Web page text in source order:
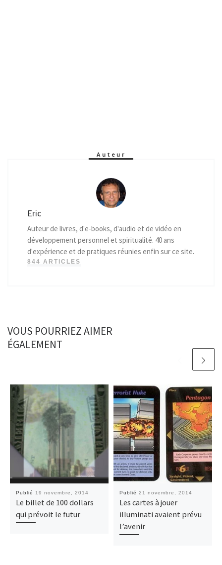
Auteur
Eric
Auteur de livres, d'e-books, d'audio et de vidéo en
développement personnel et spiritualité. 40 ans
d'expérience et de pratiques réunies enfin sur ce site.
844 ARTICLES
VOUS POURRIEZ AIMER
ÉGALEMENT
Publié 19 novembre, 2014
Le billet de 100 dollars
qui prévoit le futur
Publié 21 novembre, 2014
Les cartes à jouer
illuminati avaient prévu
l’avenir